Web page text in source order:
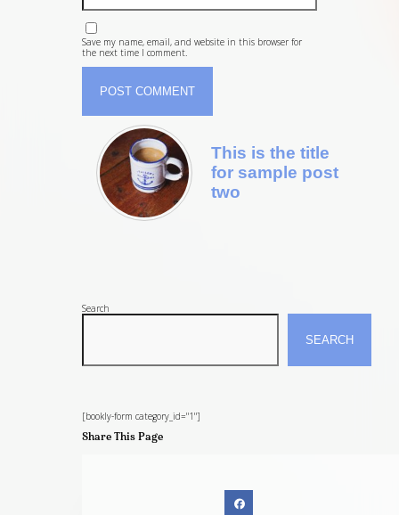
Save my name, email, and website in this browser for
the next time I comment.
This is the title
for sample post
two
Search
SEARCH
[bookly-form category_id="1"]
Share This Page